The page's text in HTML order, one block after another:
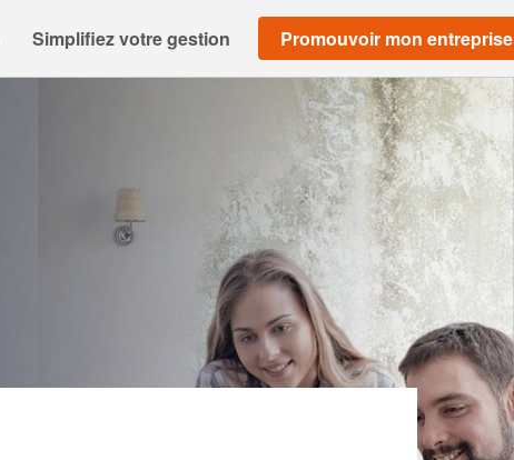
Simplifiez votre gestion Promouvoir mon entreprise